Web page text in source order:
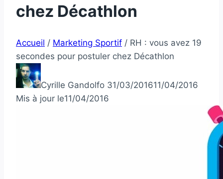
chez Décathlon
Accueil / Marketing Sportif / RH : vous avez 19
secondes pour postuler chez Décathlon
Cyrille Gandolfo 31/03/201611/04/2016
Mis à jour le11/04/2016